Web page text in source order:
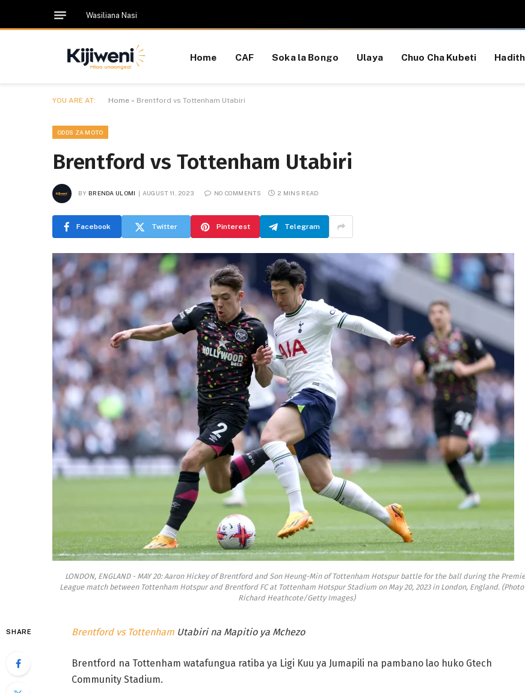
Wasiliana Nasi
Home CAF Soka la Bongo Ulaya Chuo Cha Kubeti
YOU ARE AT: Home » Brentford vs Tottenham Utabiri
ODDS ZA MOTO
Brentford vs Tottenham Utabiri
BY BRENDA ULOMI AUGUST 11, 2023 NO COMMENTS 2 MINS READ
Facebook Twitter Pinterest Telegram
LONDON, ENGLAND - MAY 20: Aaron Hickey of Brentford and Son Heung-Min of Tottenham Hotspur battle for the ball during the
League match between Tottenham Hotspur and Brentford FC at Tottenham Hotspur Stadium on May 20, 2023 in London, England. (Photo
Richard Heathcote/Getty Images)
SHARE Brentford vs TottenhamUtabiri na Mapitio ya Mchezo
Brentford na Tottenham watafungua ratiba ya Ligi Kuu ya Jumapili na pambano lao huko Gtech
Community Stadium.